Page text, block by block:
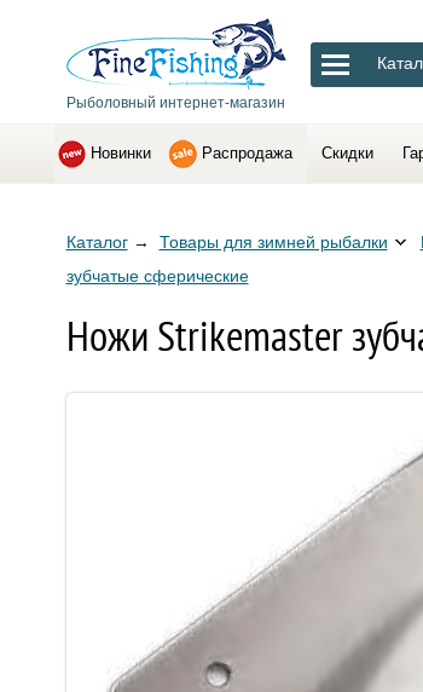
Рыболовный интернет-магазин
Новинки Распродажа Скидки
Каталог→ Товары для зимней рыбалки
зубчатые сферические
Ножи Strikemaster